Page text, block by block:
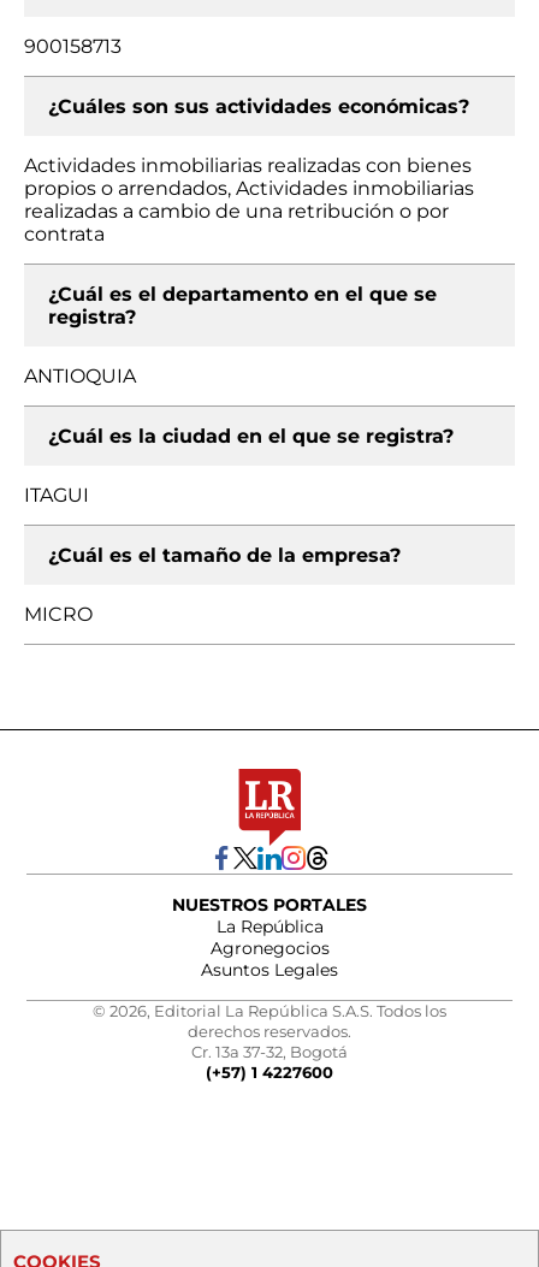
900158713
¿Cuáles son sus actividades económicas?
Actividades inmobiliarias realizadas con bienes
propios o arrendados, Actividades inmobiliarias
realizadas a cambio de una retribución o por
contrata
¿Cuál es el departamento en el que se
registra?
ANTIOQUIA
¿Cuál es la ciudad en el que se registra?
ITAGUI
¿Cuál es el tamaño de la empresa?
MICRO
NUESTROS PORTALES
La República
Agronegocios
Asuntos Legales
© 2026, Editorial La República S.A.S. Todos los
derechos reservados.
Cr. 13a 37-32, Bogotá
(+57) 1 4227600
COOKIES